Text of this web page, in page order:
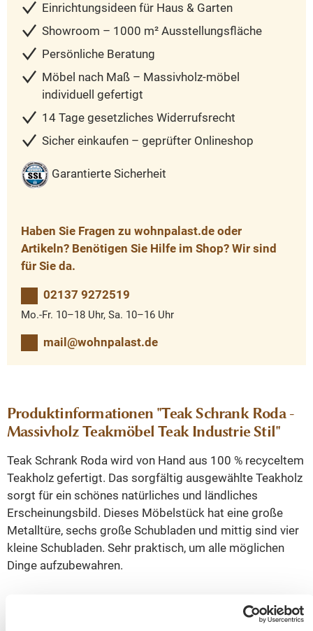
Einrichtungsideen für Haus & Garten
Showroom – 1000 m² Ausstellungsfläche
Persönliche Beratung
Möbel nach Maß – Massivholz-möbel
individuell gefertigt
14 Tage gesetzliches Widerrufsrecht
Sicher einkaufen – geprüfter Onlineshop
Garantierte Sicherheit
Haben Sie Fragen zu wohnpalast.de oder
Artikeln? Benötigen Sie Hilfe im Shop? Wir sind
für Sie da.
02137 9272519
Mo.-Fr. 10–18 Uhr, Sa. 10–16 Uhr
mail@wohnpalast.de
Produktinformationen "Teak Schrank Roda -
Massivholz Teakmöbel Teak Industrie Stil"
Teak Schrank Roda wird von Hand aus 100 % recyceltem
Teakholz gefertigt. Das sorgfältig ausgewählte Teakholz
sorgt für ein schönes natürliches und ländliches
Erscheinungsbild. Dieses Möbelstück hat eine große
Metalltüre, sechs große Schubladen und mittig sind vier
kleine Schubladen. Sehr praktisch, um alle möglichen
Dinge aufzubewahren.
st aus Teakholz
gefertigt. Durch die Kombination von Farbe und Material